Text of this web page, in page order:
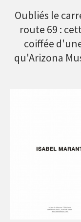
Oubliés le
route 69 :
coiffée
qu'Arizona